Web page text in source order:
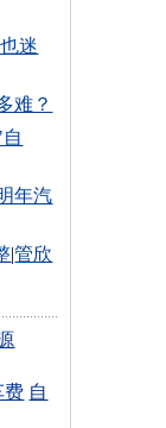
迷
难？
年汽
|管欣
费 自